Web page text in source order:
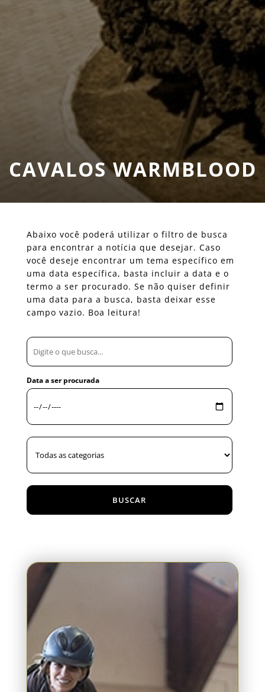
CAVALOS WARMBLOOD
Abaixo você poderá utilizar o filtro de busca
para encontrar a notícia que desejar. Caso
você deseje encontrar um tema específico em
uma data específica, basta incluir a data e o
termo a ser procurado. Se não quiser definir
uma data para a busca, basta deixar esse
campo vazio. Boa leitura!